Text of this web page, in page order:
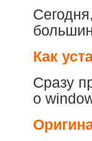
Как
Сразу
о